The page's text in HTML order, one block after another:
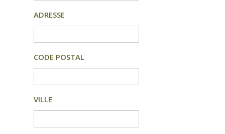
ADRESSE
CODE POSTAL
VILLE